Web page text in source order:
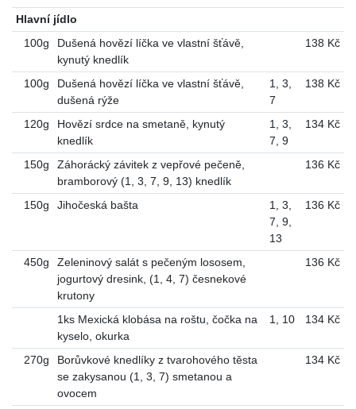
Hlavní jídlo
100g
Dušená hovězí líčka ve vlastní šťávě,
kynutý knedlík
138 Kč
100g
Dušená hovězí líčka ve vlastní šťávě,
dušená rýže
1 3
7
138 Kč
120g
Hovězí srdce na smetaně, kynutý
knedlík
1 3
7 9
134 Kč
150g
Záhorácký závitek z vepřové pečeně,
bramborový (1, 3, 7, 9, 13) knedlík
136 Kč
150g Jihočeská bašta 1 3
7 9,
13
136 Kč
450g
Zeleninový salát s pečeným lososem,
jogurtový dresink, (1, 4, 7) česnekové
krutony
136 Kč
1ks Mexická klobása na roštu, čočka na
kyselo, okurka
1 10 134 Kč
270g
Borůvkové knedlíky z tvarohového těsta
se zakysanou (1, 3, 7) smetanou a
ovocem
134 Kč